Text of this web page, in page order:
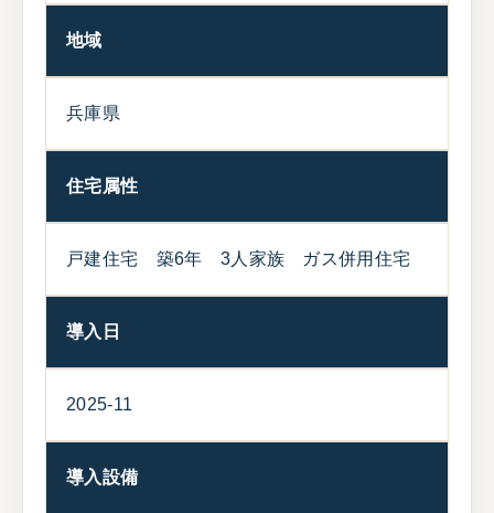
地域
兵庫県
住宅属性
戸建住宅 築6年 3人家族 ガス併用住宅
導入日
2025-11
導入設備